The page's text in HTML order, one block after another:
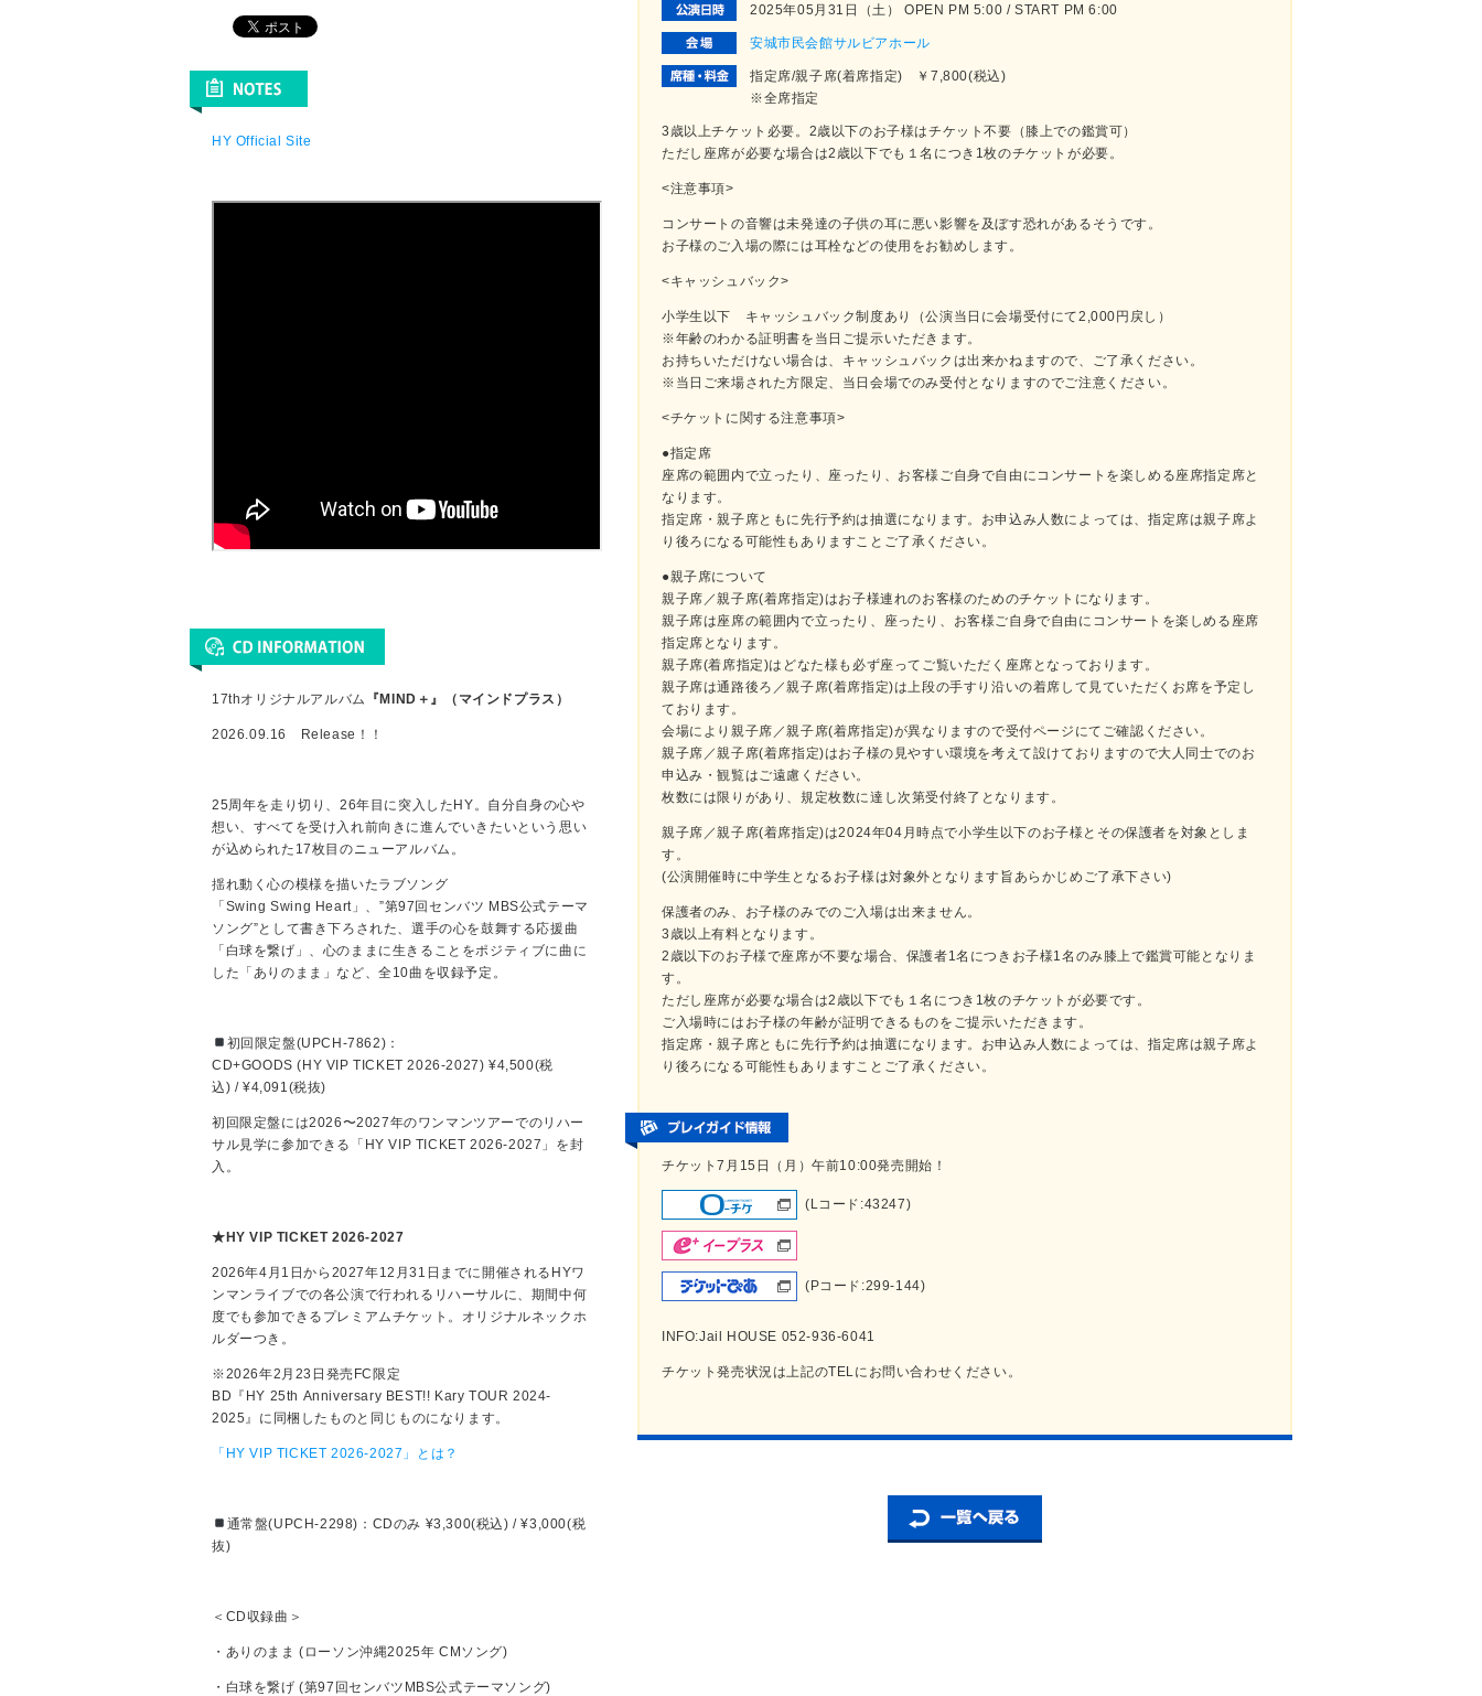
HY Official Site
17thオリジナルアルバム 『MIND＋』（マインドプラス）
2026.09.16 Release！！
25周年を走り切り、26年目に突入したHY。自分自身の心や
想い、すべてを受け入れ前向きに進んでいきたいという思い
が込められた17枚目のニューアルバム。
揺れ動く心の模様を描いたラブソング
「Swing Swing Heart」、”第97回センバツ MBS公式テーマ
ソング”として書き下ろされた、選手の心を鼓舞する応援曲
「白球を繋げ」、心のままに生きることをポジティブに曲に
した「ありのまま」など、全10曲を収録予定。
初回限定盤(UPCH-7862)：
CD+GOODS (HY VIP TICKET 2026-2027) ¥4,500(税
込) / ¥4,091(税抜)
初回限定盤には2026〜2027年のワンマンツアーでのリハー
サル見学に参加できる「HY VIP TICKET 2026-2027」を封
入。
★ HY VIP TICKET 2026-2027
2026年4月1日から2027年12月31日までに開催されるHYワ
ンマンライブでの各公演で行われるリハーサルに、期間中何
度でも参加できるプレミアムチケット。オリジナルネックホ
ルダーつき。
※2026年2月23日発売FC限定
BD『HY 25th Anniversary BEST!! Kary TOUR 2024-
2025』に同梱したものと同じものになります。
「HY VIP TICKET 2026-2027」とは？
通常盤(UPCH-2298)：CDのみ ¥3,300(税込) / ¥3,000(税
抜)
＜CD収録曲＞
・ありのまま (ローソン沖縄2025年 CMソング)
・白球を繋げ (第97回センバツMBS公式テーマソング)
2025年05月31日（土） OPEN PM 5:00 / START PM 6:00
安城市民会館サルビアホール
指定席/親子席(着席指定) ￥7,800(税込)
※全席指定
3歳以上チケット必要。2歳以下のお子様はチケット不要（膝上での鑑賞可）
ただし座席が必要な場合は2歳以下でも１名につき1枚のチケットが必要。
<注意事項>
コンサートの音響は未発達の子供の耳に悪い影響を及ぼす恐れがあるそうです。
お子様のご入場の際には耳栓などの使用をお勧めします。
<キャッシュバック>
小学生以下 キャッシュバック制度あり（公演当日に会場受付にて2,000円戻し）
※年齢のわかる証明書を当日ご提示いただきます。
お持ちいただけない場合は、キャッシュバックは出来かねますので、ご了承ください。
※当日ご来場された方限定、当日会場でのみ受付となりますのでご注意ください。
<チケットに関する注意事項>
●指定席
座席の範囲内で立ったり、座ったり、お客様ご自身で自由にコンサートを楽しめる座席指定席と
なります。
指定席・親子席ともに先行予約は抽選になります。お申込み人数によっては、指定席は親子席よ
り後ろになる可能性もありますことご了承ください。
●親子席について
親子席／親子席(着席指定)はお子様連れのお客様のためのチケットになります。
親子席は座席の範囲内で立ったり、座ったり、お客様ご自身で自由にコンサートを楽しめる座席
指定席となります。
親子席(着席指定)はどなた様も必ず座ってご覧いただく座席となっております。
親子席は通路後ろ／親子席(着席指定)は上段の手すり沿いの着席して見ていただくお席を予定し
ております。
会場により親子席／親子席(着席指定)が異なりますので受付ページにてご確認ください。
親子席／親子席(着席指定)はお子様の見やすい環境を考えて設けておりますので大人同士でのお
申込み・観覧はご遠慮ください。
枚数には限りがあり、規定枚数に達し次第受付終了となります。
親子席／親子席(着席指定)は2024年04月時点で小学生以下のお子様とその保護者を対象としま
す。
(公演開催時に中学生となるお子様は対象外となります旨あらかじめご了承下さい)
保護者のみ、お子様のみでのご入場は出来ません。
3歳以上有料となります。
2歳以下のお子様で座席が不要な場合、保護者1名につきお子様1名のみ膝上で鑑賞可能となりま
す。
ただし座席が必要な場合は2歳以下でも１名につき1枚のチケットが必要です。
ご入場時にはお子様の年齢が証明できるものをご提示いただきます。
指定席・親子席ともに先行予約は抽選になります。お申込み人数によっては、指定席は親子席よ
り後ろになる可能性もありますことご了承ください。
チケット7月15日（月）午前10:00発売開始！
(Lコード:43247)
(Pコード:299-144)
INFO:Jail HOUSE 052-936-6041
チケット発売状況は上記のTELにお問い合わせください。